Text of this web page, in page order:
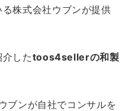
株式会社ウブンが提供
したtoos4sellerの和製
ブンが自社でコンサルを